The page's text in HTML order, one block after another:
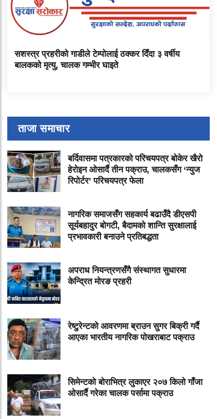
सशस्त्र प्रहरीको गाडीले टेम्पोलाई ठक्कर दिँदा ३ वर्षीय
बालकको मृत्यु, चालक गम्भीर घाइते
ताजा समाचार
बर्दिवासमा पत्रकारको परिचयपत्र बोकेर खैरो
हेरोइन ओसार्दै तीन पक्राउ, चालकसँग ‘न्युज
रिपोर्टर’ परिचयपत्र फेला
नागरिक समाजसँग सहकार्य बढाउँदै डीएसपी
सूर्यबहादुर बोगटी, बैदामको शान्ति सुरक्षालाई
प्रभावकारी बनाउने प्रतिबद्धता
अपराध नियन्त्रणसँगै संस्थागत सुधारमा
केन्द्रित मोरङ प्रहरी
रेष्टुरेन्टको आवरणमा ब्राउन सुगर बिक्री गर्दै
आएका भारतीय नागरिक पोखराबाट पक्राउ
सिमेन्टको बोराभित्र लुकाएर २०७ किलो गाँजा
ओसार्दै गरेका चालक पर्सामा पक्राउ